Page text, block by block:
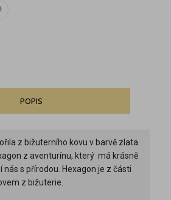
POPIS
z bižuterního kovu v barvě zlata
z aventurínu, který má krásně
nás s přírodou. Hexagon je z části
z bižuterie.